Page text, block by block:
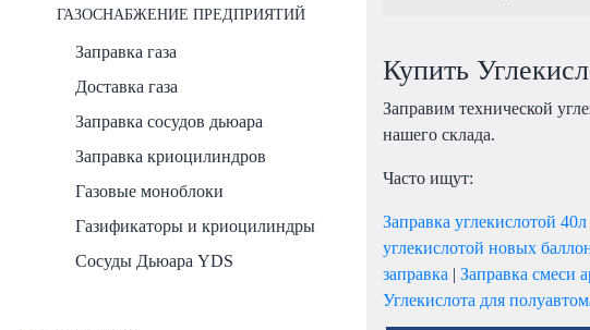
ГАЗОСНАБЖЕНИЕ ПРЕДПРИЯТИЙ
Заправка газа
Доставка газа
Заправка сосудов дьюара
Заправка криоцилиндров
Газовые моноблоки
Газификаторы и криоцилиндры
Сосуды Дьюара YDS
Купить
Заправим технической
нашего склада.
Часто ищут:
Заправка углекислотой 40л
углекислотой новых
заправка | Заправка смеси
Углекислота для